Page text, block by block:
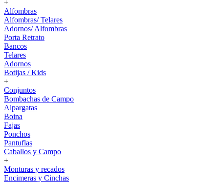
+
Alfombras
Alfombras/ Telares
Adornos/ Alfombras
Porta Retrato
Bancos
Telares
Adornos
Botijas / Kids
+
Conjuntos
Bombachas de Campo
Alpargatas
Boina
Fajas
Ponchos
Pantuflas
Caballos y Campo
+
Monturas y recados
Encimeras y Cinchas